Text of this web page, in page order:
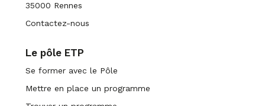
35000 Rennes
Contactez-nous
Le pôle ETP
Se former avec le Pôle
Mettre en place un programme